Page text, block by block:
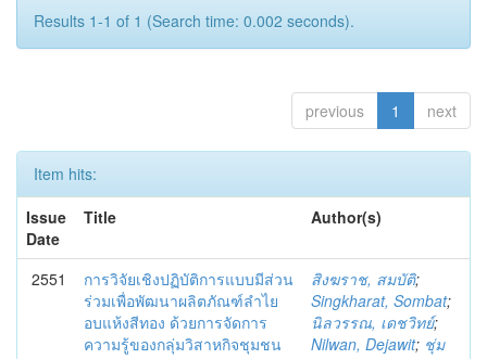
Results 1-1 of 1 (Search time: 0.002 seconds).
previous 1 next
Item hits:
Issue
Date
Title Author(s)
2551
การวิจัยเชิงปฏิบัติการแบบมีส่วน
ร่วมเพื่อพัฒนาผลิตภัณฑ์ลำไย
อบแห้งสีทอง ด้วยการจัดการ
ความรู้ของกลุ่มวิสาหกิจชุมชน
สิงฆราช, สมบัติ;
Singkharat, Sombat;
นิลวรรณ, เดชวิทย์;
Nilwan, Dejawit; ชุ่ม